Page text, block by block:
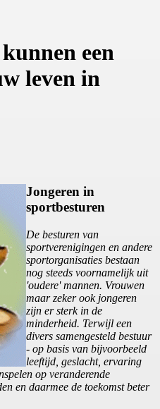
een
leven in
Jongeren in
sportbesturen
De besturen van
sportverenigingen en andere
sportorganisaties bestaan
nog steeds voornamelijk uit
'oudere' mannen. Vrouwen
maar zeker ook jongeren
zijn er sterk in de
minderheid. Terwijl een
divers samengesteld bestuur
- op basis van bijvoorbeeld
leeftijd, geslacht, ervaring
op veranderende
en daarmee de toekomst beter